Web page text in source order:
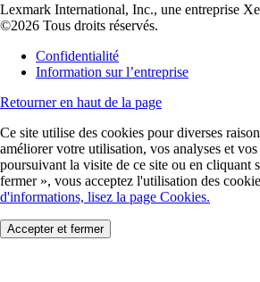
Lexmark International, Inc., une entreprise
©2026 Tous droits réservés.
Confidentialité
Information sur l’entreprise
Retourner en haut de la page
Ce site utilise des cookies pour diverses
améliorer votre utilisation, vos analyses et
poursuivant la visite de ce site ou en cliquant
fermer », vous acceptez l'utilisation des
d'informations, lisez la page Cookies.
Accepter et fermer